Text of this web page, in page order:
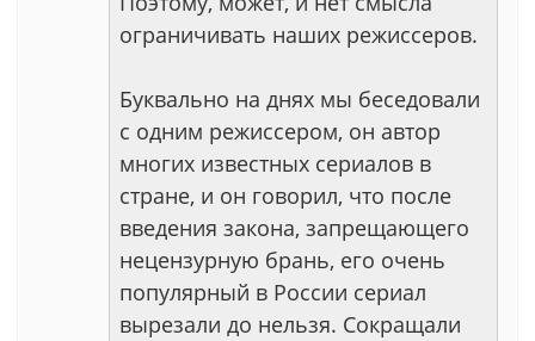
ограничивать наших режиссеров.
Буквально на днях мы беседовали
с одним режиссером, он автор
многих известных сериалов в
стране, и он говорил, что после
введения закона, запрещающего
нецензурную брань, его очень
популярный в России сериал
вырезали до нельзя. Сокращали